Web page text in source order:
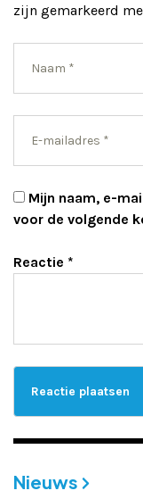
zijn gemarkeerd
Mijn naam, e-
voor de volgende
Reactie *
Nieuws